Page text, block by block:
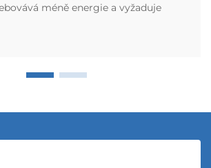
méně energie a vyžaduje